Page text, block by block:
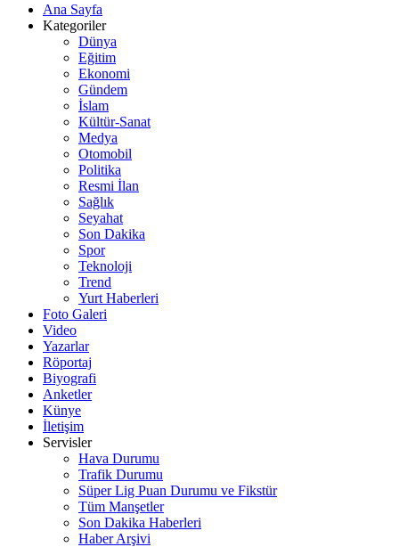
Ana Sayfa
Kategoriler
Dünya
Eğitim
Ekonomi
Gündem
İslam
Kültür-Sanat
Medya
Otomobil
Politika
Resmi İlan
Sağlık
Seyahat
Son Dakika
Spor
Teknoloji
Trend
Yurt Haberleri
Foto Galeri
Video
Yazarlar
Röportaj
Biyografi
Anketler
Künye
İletişim
Servisler
Hava Durumu
Trafik Durumu
Süper Lig Puan Durumu ve Fikstür
Tüm Manşetler
Son Dakika Haberleri
Haber Arşivi